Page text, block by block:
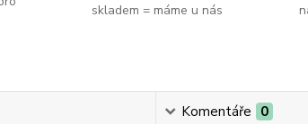
skladem = máme u nás
Komentáře 0